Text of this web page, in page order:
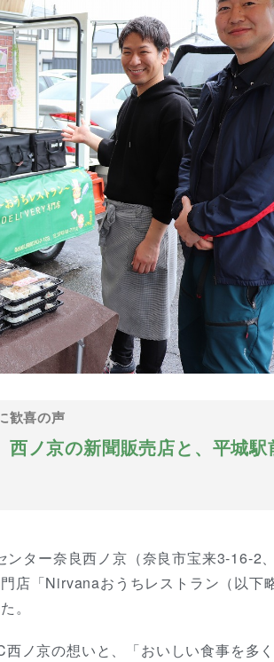
歓喜の声
ノ京の新聞販売店と、平城駅
ター奈良西ノ京（奈良市宝来3-16-2
店「Nirvanaおうちレストラン（以下
。
ノ京の想いと、「おいしい食事を多